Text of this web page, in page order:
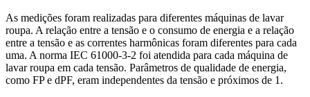
As medições foram realizadas para diferentes máquinas de lavar
roupa. A relação entre a tensão e o consumo de energia e a relação
entre a tensão e as correntes harmônicas foram diferentes para cada
uma. A norma IEC 61000-3-2 foi atendida para cada máquina de
lavar roupa em cada tensão. Parâmetros de qualidade de energia,
como FP e dPF, eram independentes da tensão e próximos de 1.